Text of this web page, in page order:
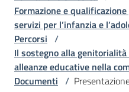
tutela
e
sostegno
Adolescenza
Formazione e
servizi per l’infanzia e
Percorsi /
Il sostegno alla
alleanze educative nella
Documenti /